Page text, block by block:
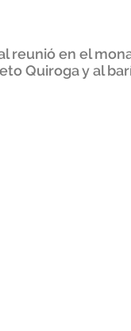
reunió en el
Quiroga y al